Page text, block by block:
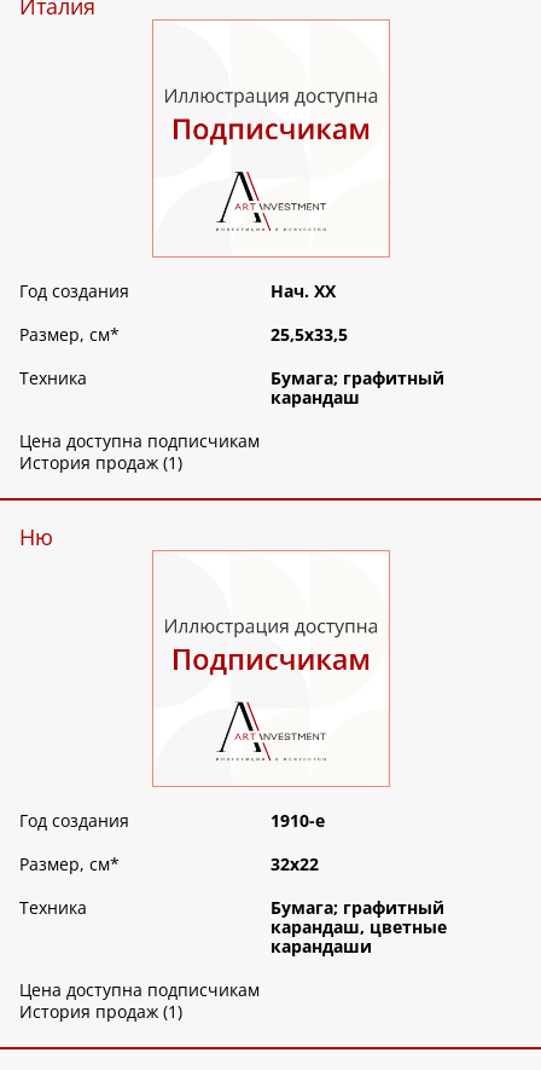
Италия
Год создания
Нач. XX
Размер, см*
25,5х33,5
Техника
Бумага; графитный
карандаш
Цена доступна подписчикам
История продаж (1)
Ню
Год создания
1910-е
Размер, см*
32х22
Техника
Бумага; графитный
карандаш, цветные
карандаши
Цена доступна подписчикам
История продаж (1)